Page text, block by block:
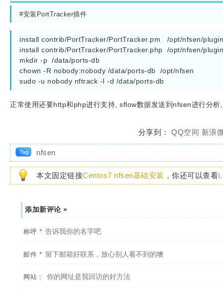
#安装PortTracker插件
install contrib/PortTracker/PortTracker.pm   /opt/nfsen/
install contrib/PortTracker/PortTracker.php  /opt/nfsen/
mkdir -p  /data/ports-db
chown -R nobody:nobody /data/ports-db  /opt/nfsen
sudo -u nobody nftrack -I -d /data/ports-db
正常使用还要http和php进行支持, sflow数据发送到nfsen进行分析
分享到： QQ空间 新浪
nfsen
本文固定链接Centos7 nfsen基础安装 ，你还可以查看
添加新评论 »
称呼 *
邮件 *
网站：